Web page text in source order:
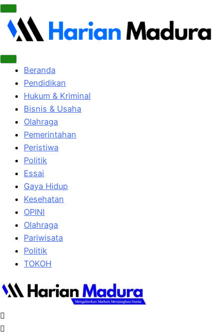
Beranda
Pendidikan
Hukum & Kriminal
Bisnis & Usaha
Olahraga
Pemerintahan
Peristiwa
Politik
Essai
Gaya Hidup
Kesehatan
OPINI
Olahraga
Pariwisata
Politik
TOKOH